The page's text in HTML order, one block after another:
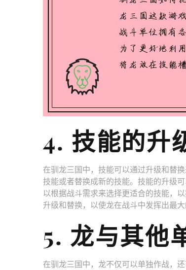
4. 技能的升
在驯龙三国中，技能可以通过升级和替
技能或者替换成新的技能。技能的升级
以根据战斗需求来选择更适合的技能，
升级和替换，以使龙在战斗中发挥出最大
5. 龙与其他
在驯龙三国中，龙不仅可以单独作战，